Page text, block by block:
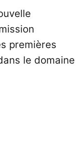
premières
le domaine